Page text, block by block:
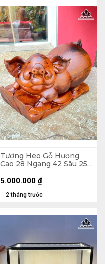
Tượng Heo Gỗ Hương
Cao 28 Ngang 42 Sâu 25
2 tháng trước
5.000.000 ₫